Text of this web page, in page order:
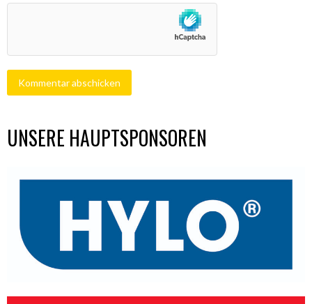
UNSERE HAUPTSPONSOREN